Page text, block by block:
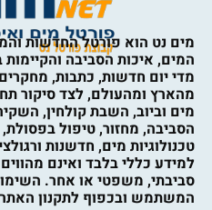
מים נט הוא פורטל החדשות
המים, איכות הסביבה
מדי יום חדשות, כתבות,
מהארץ ומהעולם, לצד סיקור
מים וביוב, השבת קולחין,
הסביבה, מחזור, טיפול
טכנולוגיות מים, חדשנות
למידע כללי בלבד ואינם
סביבתי, משפטי או אחר.
המשתמש ובכפוף לתקנון האתר